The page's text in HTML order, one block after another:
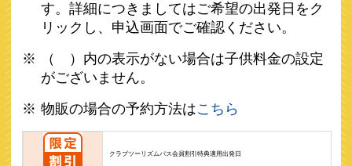
す。詳細につきましてはご希望の出発日をク
リックし、申込画面でご確認ください。
（ ）内の表示がない場合は子供料金の設定
がございません。
物販の場合の予約方法はこちら
クラブツーリズムパス会員割引特典適用出発日